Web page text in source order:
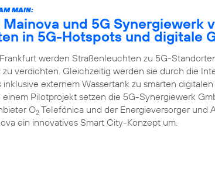
MAIN:
und 5G Synergiewerk
in 5G-Hotspots und digitale
werden Straßenleuchten zu 5G-
verdichten. Gleichzeitig werden sie durch die
inklusive externem Wassertank zu smarten
Pilotprojekt setzen die 5G-Synergiewerk
O2 Telefónica und der Energieversorger und
ein innovatives Smart City-Konzept um.